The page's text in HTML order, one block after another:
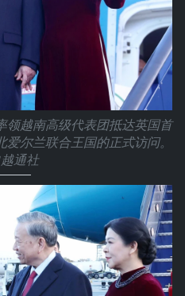
领越南高级代表团抵达英国首
尔兰联合王国的正式访问。
通社